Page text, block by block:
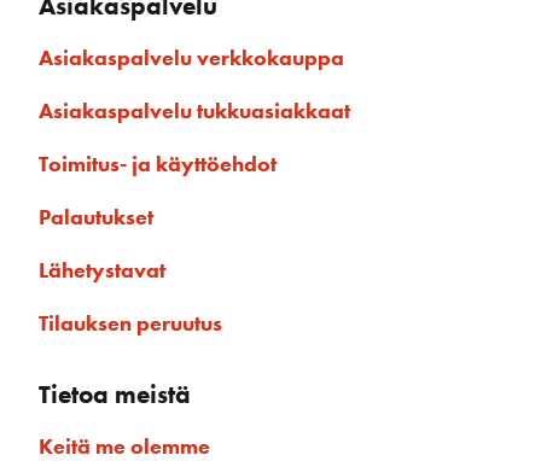
Asiakaspalvelu verkkokauppa
Asiakaspalvelu tukkuasiakkaat
Toimitus- ja käyttöehdot
Palautukset
Lähetystavat
Tilauksen peruutus
Tietoa meistä
Keitä me olemme